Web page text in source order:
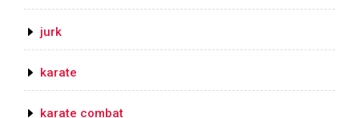
jurk
karate
karate combat